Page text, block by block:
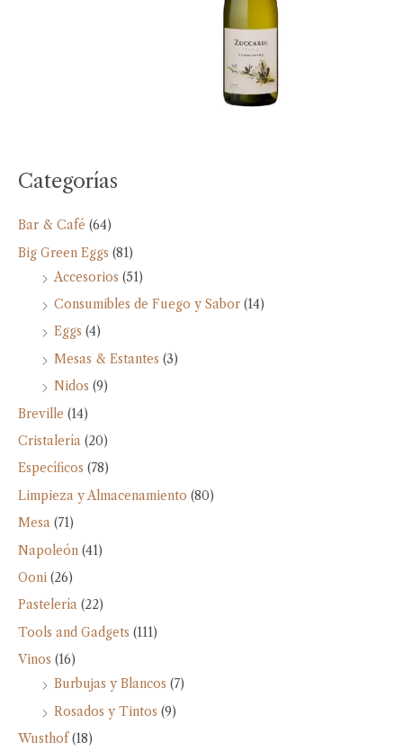
Categorías
Bar & Café (64)
Big Green Eggs (81)
Accesorios (51)
Consumibles de Fuego y Sabor (14)
Eggs (4)
Mesas & Estantes (3)
Nidos (9)
Breville (14)
Cristalería (20)
Específicos (78)
Limpieza y Almacenamiento (80)
Mesa (71)
Napoleón (41)
Ooni (26)
Pastelería (22)
Tools and Gadgets (111)
Vinos (16)
Burbujas y Blancos (7)
Rosados y Tintos (9)
Wusthof (18)